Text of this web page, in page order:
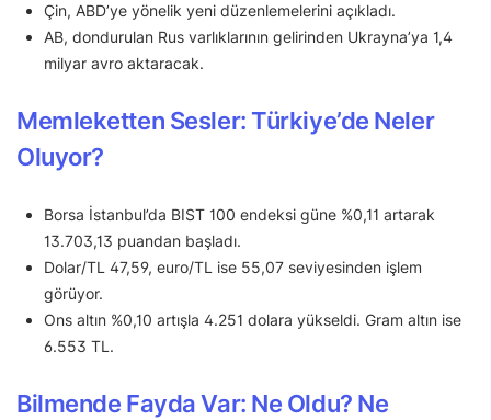
Çin, ABD’ye yönelik yeni düzenlemelerini açıkladı.
AB, dondurulan Rus varlıklarının gelirinden Ukrayna’ya 1,4
milyar avro aktaracak.
Memleketten Sesler: Türkiye’de Neler
Oluyor?
Borsa İstanbul’da BIST 100 endeksi güne %0,11 artarak
13.703,13 puandan başladı.
Dolar/TL 47,59, euro/TL ise 55,07 seviyesinden işlem
görüyor.
Ons altın %0,10 artışla 4.251 dolara yükseldi. Gram altın ise
6.553 TL.
Bilmende Fayda Var: Ne Oldu? Ne